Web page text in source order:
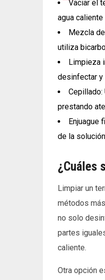
Vaciar el
agua
Mezcla
utiliza
Limpieza
desinfectar y
Cepillado:
prestando
Enjuague
de la
¿Cuáles
Limpiar un
métodos
no solo
partes
caliente.
Otra opción